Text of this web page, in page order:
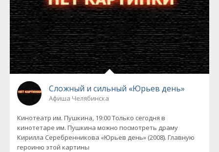
Сложный и сильный «Юрьев день»
Афиша Челябинска
Кинотеатр им. Пушкина, 19:00 Только сегодня в
кинотетаре им. Пушкина можно посмотреть драму
Кирилла Серебренникова «Юрьев день» (2008). Главную
героиню этой картины